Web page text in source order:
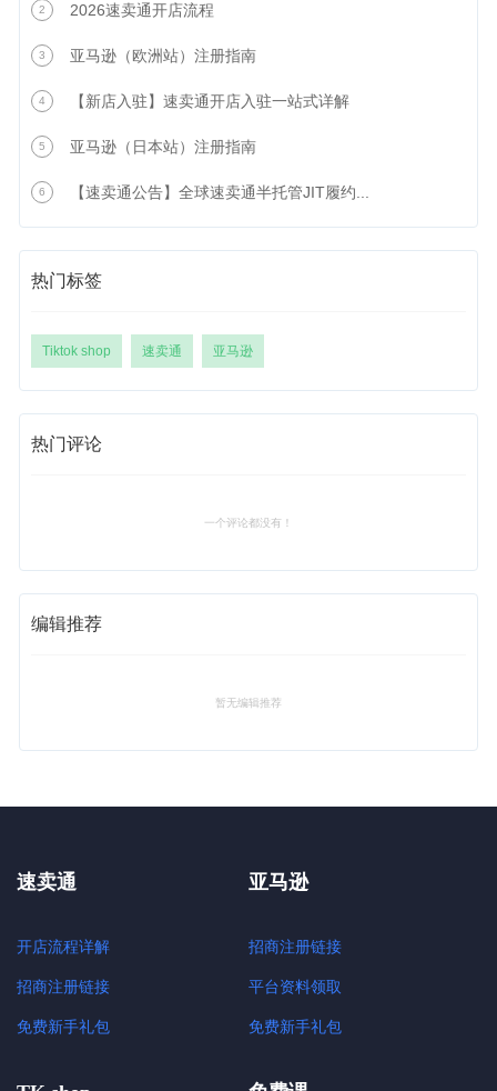
2 2026速卖通开店流程
3 亚马逊（欧洲站）注册指南
4 【新店入驻】速卖通开店入驻一站式详解
5 亚马逊（日本站）注册指南
6 【速卖通公告】全球速卖通半托管JIT履约...
热门标签
Tiktok shop 速卖通 亚马逊
热门评论
一个评论都没有！
编辑推荐
暂无编辑推荐
速卖通
开店流程详解
招商注册链接
免费新手礼包
亚马逊
招商注册链接
平台资料领取
免费新手礼包